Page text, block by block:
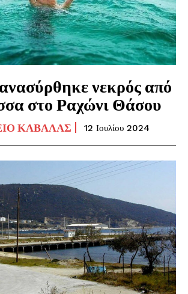
νεκρός από
στο Ραχώνι Θάσου
ΚΑΒΆΛΑΣ 12 Ιουλίου 2024